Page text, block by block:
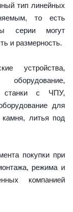
тип линейных
то есть
серии могут
и размерность.
устройства,
станки с ЧПУ,
для
литья под
покупки при
режима и
компанией